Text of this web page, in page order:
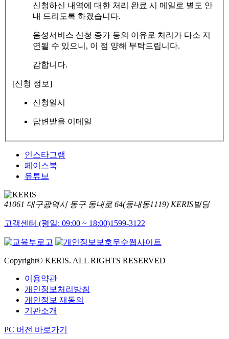
신청하신 내역에 대한 처리 완료 시 메일로 별도 안
내 드리도록 하겠습니다.
음성서비스 신청 증가 등의 이유로 처리가 다소 지
연될 수 있으니, 이 점 양해 부탁드립니다.
감합니다.
[신청 정보]
신청일시
답변받을 이메일
인스타그램
페이스북
유튜브
41061 대구광역시 동구 동내로 64(동내동1119) KERIS빌딩
고객센터 (평일: 09:00 ~ 18:00)1599-3122
Copyright© KERIS. ALL RIGHTS RESERVED
이용약관
개인정보처리방침
개인정보 재동의
기관소개
PC 버전 바로가기